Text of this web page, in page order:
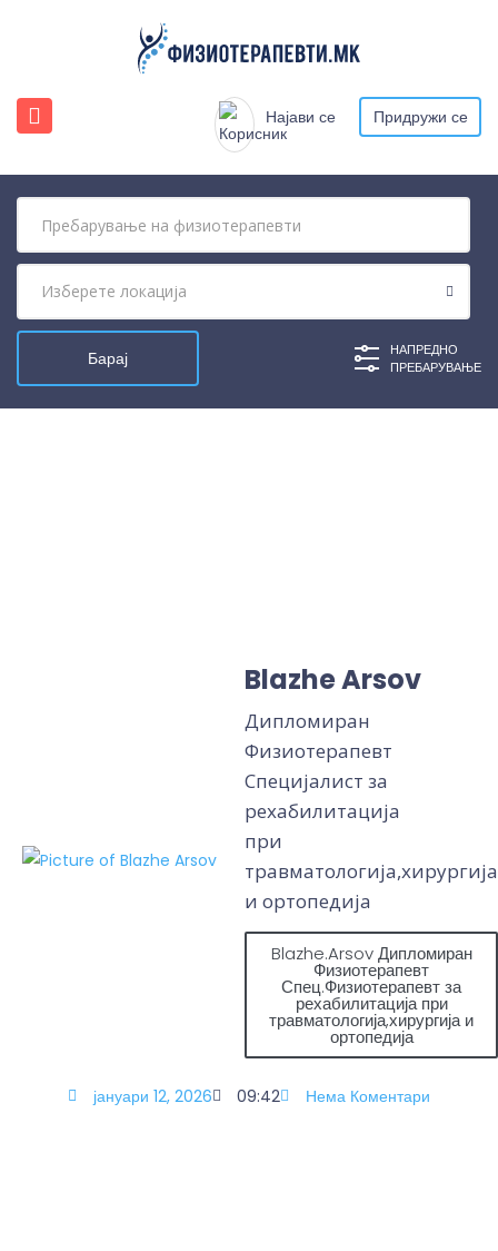
Најави се Придружи се
НАПРЕДНО
ПРЕБАРУВАЊЕ
Blazhe Arsov
Дипломиран
Физиотерапевт
Специјалист за
рехабилитација
при
травматологија,хирургија
и ортопедија
Blazhe.Arsov Дипломиран
Физиотерапевт
Спец.Физиотерапевт за
рехабилитација при
травматологија,хирургија и
ортопедија
јануари 12, 2026 09:42 Нема Коментари